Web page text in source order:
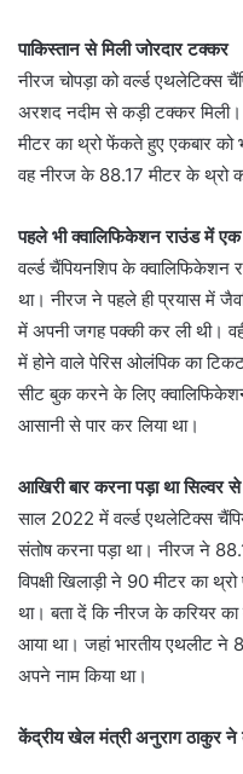
पाकिस्तान से मिली जोरदार टक्कर
नीरज चोपड़ा को वर्ल्ड एथलेटिक्स
अरशद नदीम से कड़ी टक्कर
मीटर का थ्रो फेंकते हुए एकबार
वह नीरज के 88.17 मीटर के थ्रो
पहले भी क्वालिफिकेशन राउंड में
वर्ल्ड चैंपियनशिप के क्वालिफिकेशन
था। नीरज ने पहले ही प्रयास में
में अपनी जगह पक्की कर ली थी।
में होने वाले पेरिस ओलंपिक का
सीट बुक करने के लिए
आसानी से पार कर लिया था।
आखिरी बार करना पड़ा था सिल्वर
साल 2022 में वर्ल्ड एथलेटिक्स
संतोष करना पड़ा था। नीरज ने
विपक्षी खिलाड़ी ने 90 मीटर का
था। बता दें कि नीरज के करियर
आया था। जहां भारतीय एथलीट
अपने नाम किया था।
केंद्रीय खेल मंत्री अनुराग ठाकुर ने